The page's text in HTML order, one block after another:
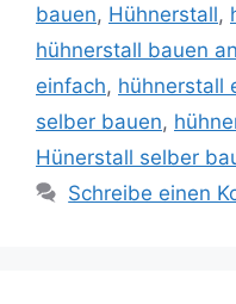
bauen, Hühnerstall,
hühnerstall bauen
einfach, hühnerstall
selber bauen,
Hünerstall selber
Schreibe einen